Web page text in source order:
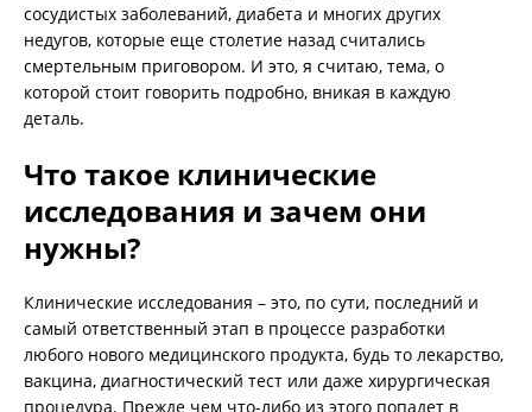
сосудистых заболеваний, диабета и многих других
недугов, которые еще столетие назад считались
смертельным приговором. И это, я считаю, тема, о
которой стоит говорить подробно, вникая в каждую
деталь.
Что такое клинические
исследования и зачем они
нужны?
Клинические исследования – это, по сути, последний и
самый ответственный этап в процессе разработки
любого нового медицинского продукта, будь то лекарство,
вакцина, диагностический тест или даже хирургическая
процедура. Прежде чем что-либо из этого попадет в